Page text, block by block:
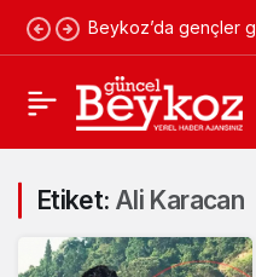
Beykoz’da gençler
Etiket: Ali Karacan